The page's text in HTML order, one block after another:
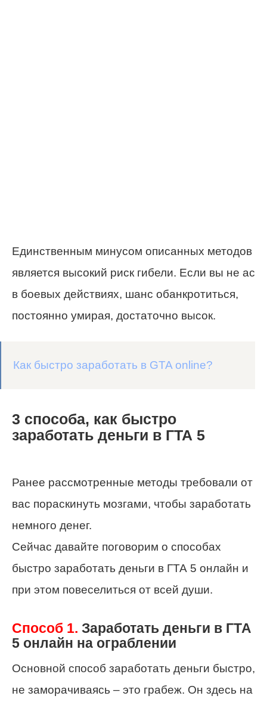
Единственным минусом описанных методов
является высокий риск гибели. Если вы не ас
в боевых действиях, шанс обанкротиться,
постоянно умирая, достаточно высок.
Как быстро заработать в GTA online?
3 способа, как быстро
заработать деньги в ГТА 5
Ранее рассмотренные методы требовали от
вас пораскинуть мозгами, чтобы заработать
немного денег.
Сейчас давайте поговорим о способах
быстро заработать деньги в ГТА 5 онлайн и
при этом повеселиться от всей души.
Способ 1. Заработать деньги в ГТА
5 онлайн на ограблении
Основной способ заработать деньги быстро,
не заморачиваясь – это грабеж. Он здесь на